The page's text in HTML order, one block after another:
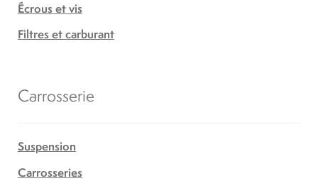
Écrous et vis
Filtres et carburant
Carrosserie
Suspension
Carrosseries